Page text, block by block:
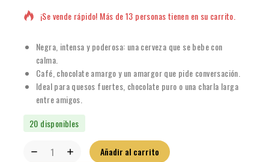
¡Se vende rápido! Más de 13 personas tienen en su carrito.
Negra, intensa y poderosa: una cerveza que se bebe con
calma.
Café, chocolate amargo y un amargor que pide conversación.
Ideal para quesos fuertes, chocolate puro o una charla larga
entre amigos.
20 disponibles
Añadir al carrito